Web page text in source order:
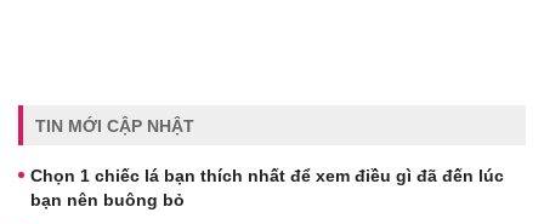
TIN MỚI CẬP NHẬT
Chọn 1 chiếc lá bạn thích nhất để xem điều gì đã đến lúc
bạn nên buông bỏ